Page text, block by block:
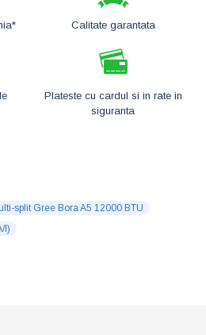
Calitate garantata
Plateste cu cardul si in rate in
siguranta
split Gree Bora A5 12000 BTU
I)